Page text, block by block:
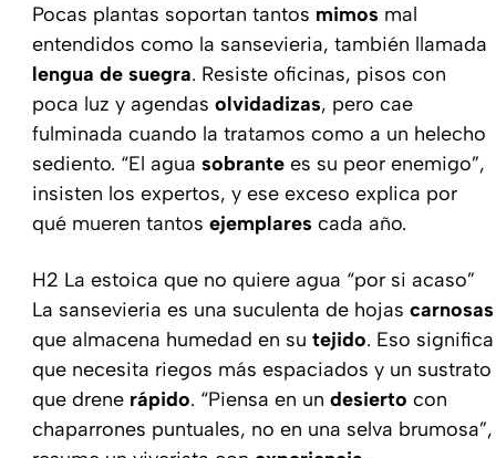
Pocas plantas soportan tantos mimos mal
entendidos como la sansevieria, también llamada
lengua de suegra. Resiste oficinas, pisos con
poca luz y agendas olvidadizas, pero cae
fulminada cuando la tratamos como a un helecho
sediento. “El agua sobrante es su peor enemigo”,
insisten los expertos, y ese exceso explica por
qué mueren tantos ejemplares cada año.
H2 La estoica que no quiere agua “por si acaso”
La sansevieria es una suculenta de hojas carnosas
que almacena humedad en su tejido. Eso significa
que necesita riegos más espaciados y un sustrato
que drene rápido. “Piensa en un desierto con
chaparrones puntuales, no en una selva brumosa”,